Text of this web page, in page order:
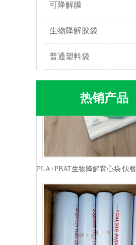
可降解膜
生物降解胶袋
普通塑料袋
热销产品
PLA+PBAT生物降解背心袋 快